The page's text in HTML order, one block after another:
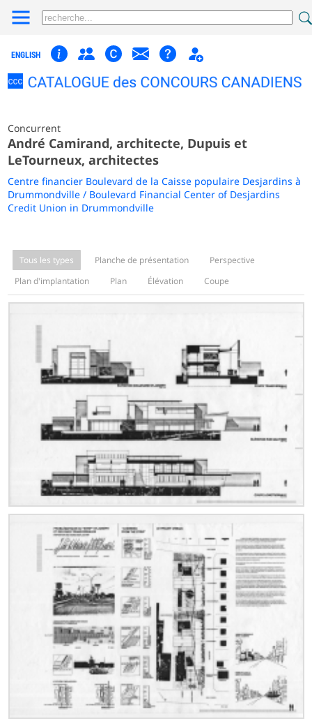
ENGLISH
Concurrent
André Camirand, architecte, Dupuis et
LeTourneux, architectes
Centre financier Boulevard de la Caisse populaire Desjardins à
Drummondville / Boulevard Financial Center of Desjardins
Credit Union in Drummondville
Tous les types Planche de présentation
Perspective
Plan d'implantation
Plan Élévation Coupe